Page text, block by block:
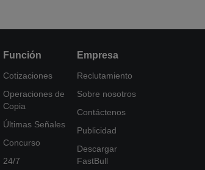
Función
Cotizaciones
Operaciones de
Copia
Últimas Señales
Concurso
24/7
Empresa
Reclutamiento
Sobre nosotros
Contáctenos
Publicidad
Descargar
FastBull